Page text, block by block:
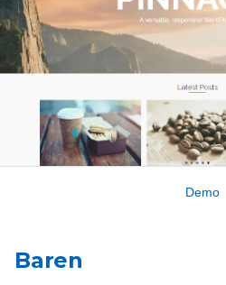
Demo
Baren